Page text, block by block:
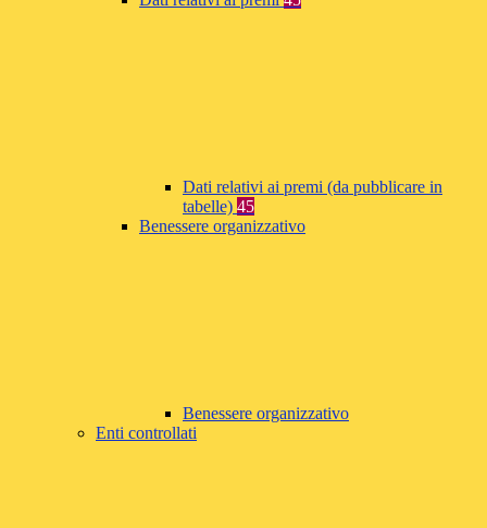
Dati relativi ai premi (da pubblicare in
tabelle) 45
Benessere organizzativo
Benessere organizzativo
Enti controllati